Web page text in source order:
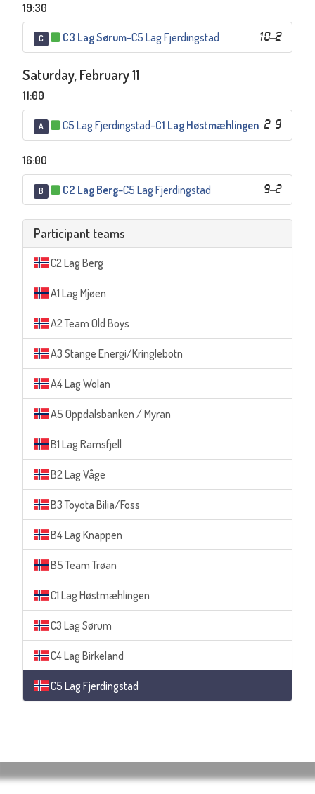
19:30
C 10–2
C3 Lag Sørum–C5 Lag Fjerdingstad
Saturday, February 11
11:00
A 2–9
C5 Lag Fjerdingstad–C1 Lag Høstmæhlingen
16:00
B 9–2
C2 Lag Berg–C5 Lag Fjerdingstad
Participant teams
C2 Lag Berg
A1 Lag Mjøen
A2 Team Old Boys
A3 Stange Energi/Kringlebotn
A4 Lag Wolan
A5 Oppdalsbanken / Myran
B1 Lag Ramsfjell
B2 Lag Våge
B3 Toyota Bilia/Foss
B4 Lag Knappen
B5 Team Trøan
C1 Lag Høstmæhlingen
C3 Lag Sørum
C4 Lag Birkeland
C5 Lag Fjerdingstad